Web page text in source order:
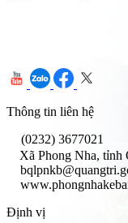
Thông tin liên hệ
(0232) 3677021
Xã Phong Nha, tỉnh
Định vị